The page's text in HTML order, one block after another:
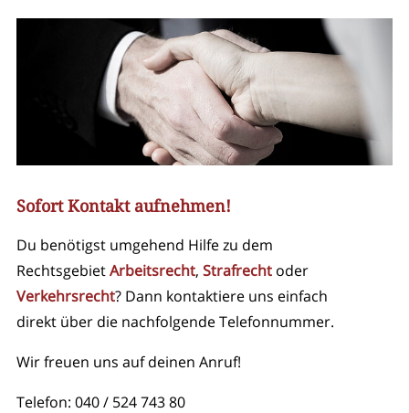
Sofort Kontakt aufnehmen!
Du benötigst umgehend Hilfe zu dem
RechtsgebietArbeitsrecht, Strafrechtoder
Verkehrsrecht? Dann kontaktiere uns einfach
direkt über die nachfolgende Telefonnummer.
Wir freuen uns auf deinen Anruf!
Telefon: 040 / 524 743 80